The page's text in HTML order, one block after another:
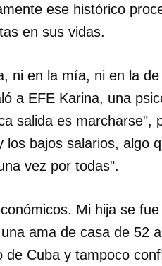
ese histórico
en sus vidas.
ni en la mía, ni en la
a EFE Karina, una
salida es marcharse",
los bajos salarios, algo
vez por todas".
Mi hija se
ama de casa de 52
de Cuba y tampoco